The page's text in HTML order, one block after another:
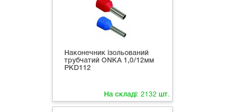
Наконечник ізольований
трубчатий ONKA 1,0/12мм
PKD112
На складі: 2132 шт.